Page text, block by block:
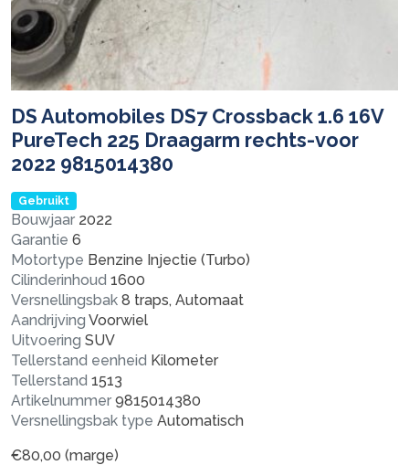
DS Automobiles DS7 Crossback 1.6 16V
PureTech 225 Draagarm rechts-voor
2022 9815014380
Gebruikt
Bouwjaar 2022
Garantie 6
Motortype Benzine Injectie (Turbo)
Cilinderinhoud 1600
Versnellingsbak 8 traps, Automaat
Aandrijving Voorwiel
Uitvoering SUV
Tellerstand eenheid Kilometer
Tellerstand 1513
Artikelnummer 9815014380
Versnellingsbak type Automatisch
€80,00 (marge)